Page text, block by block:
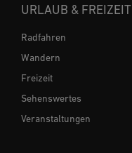
URLAUB & FREIZEIT
Radfahren
Wandern
Freizeit
Sehenswertes
Veranstaltungen